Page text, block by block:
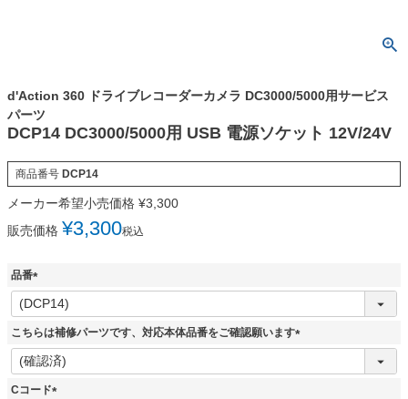
d'Action 360 ドライブレコーダーカメラ DC3000/5000用サービス
パーツ
DCP14 DC3000/5000用 USB 電源ソケット 12V/24V
商品番号 DCP14
メーカー希望小売価格 ¥3,300
販売価格 ¥3,300税込
品番
(
必
須
こちらは補修パーツです、対応本体品番をご確認願います
(
Cコード